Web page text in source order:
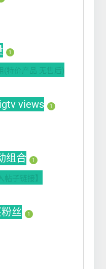
1
(特价产品 无售后)
views 1
组合 1
子链接】
丝 1